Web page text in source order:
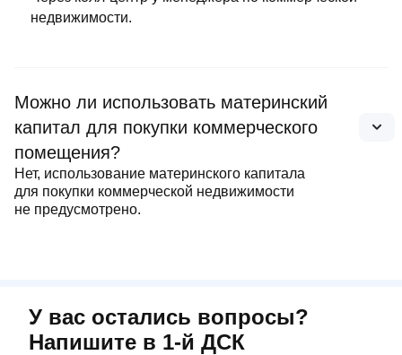
недвижимости.
Можно ли использовать материнский
капитал для покупки коммерческого
помещения?
Нет, использование материнского капитала
для покупки коммерческой недвижимости
не предусмотрено.
У вас остались вопросы?
Напишите в 1‑й ДСК